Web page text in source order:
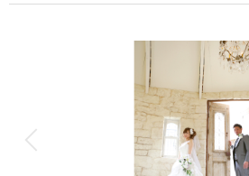
新婦衣装4着
ヘアメイク
データ
会食
家族用衣装レンタル